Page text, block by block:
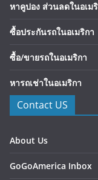
หาคูปอง ส่วนลดในอเม
ซื้อประกันรถในอเมริกา
ซื้อ/ขายรถในอเมริกา
หารถเช่าในอเมริกา
Contact US
About Us
GoGoAmerica Inbox